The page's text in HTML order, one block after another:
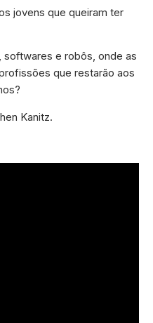
jovens que queiram ter
softwares e robôs, onde as
que restarão aos
Kanitz.